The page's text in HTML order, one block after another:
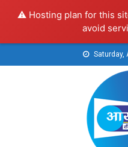
⚠️ Hosting plan for this
avoid
to
Saturday,